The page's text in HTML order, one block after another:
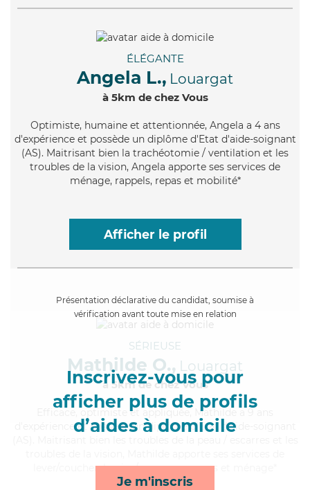
ÉLÉGANTE
Angela L., Louargat
à 5km de chez Vous
Optimiste, humaine et attentionnée, Angela a 4 ans
d'expérience et possède un diplôme d'Etat d'aide-soignant
(AS). Maitrisant bien la trachéotomie / ventilation et les
troubles de la vision, Angela apporte ses services de
ménage, rappels, repas et mobilité*
Afficher le profil
Présentation déclarative du candidat, soumise à
vérification avant toute mise en relation
Inscrivez-vous pour
afficher plus de profils
d’aides à domicile
Je m'inscris
SÉRIEUSE
Mathilde O., Louargat
à 5km de chez Vous
, optimiste et appliquée, Mathilde a 9 ans
d'expérience et possède un diplôme d'Etat d'aide-soignant
lever/coucher, lessive/repassage, repas et ménage*